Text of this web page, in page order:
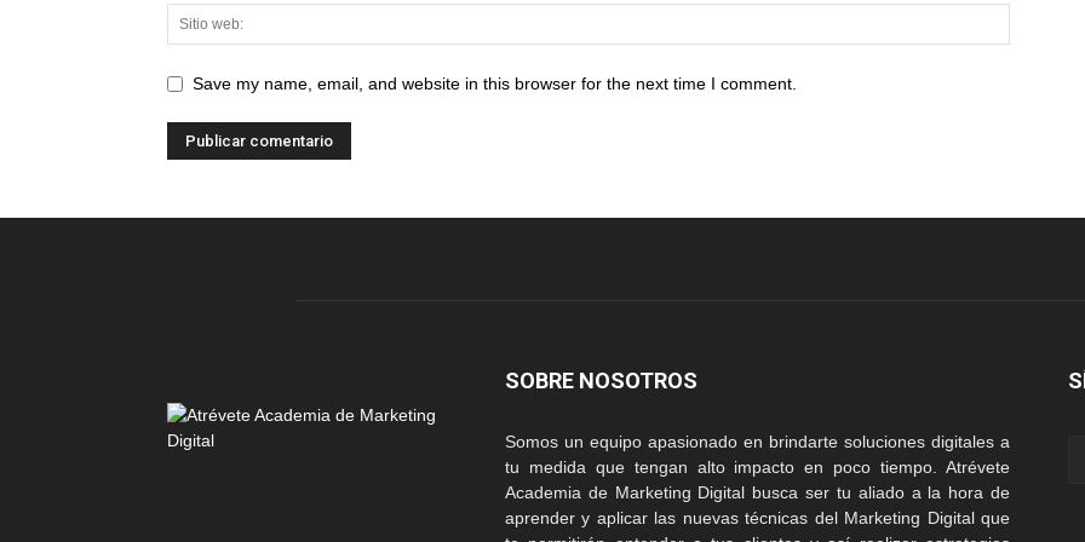
Save my name, email, and website in this browser for the next time I comment.
SOBRE NOSOTROS
Somos un equipo apasionado en brindarte soluciones digitales a
tu medida que tengan alto impacto en poco tiempo. Atrévete
Academia de Marketing Digital busca ser tu aliado a la hora de
aprender y aplicar las nuevas técnicas del Marketing Digital que